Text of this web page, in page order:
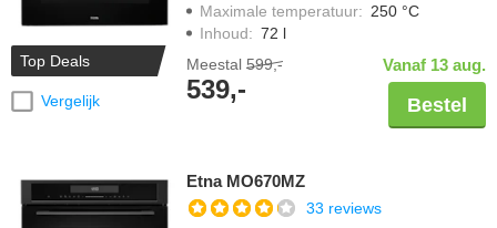
Top Deals
Vergelijk
Maximale temperatuur: 250 °C
Inhoud: 72 l
Meestal 599,-
539,-
Vanaf 13 aug.
Bestel
Etna MO670MZ
33 reviews